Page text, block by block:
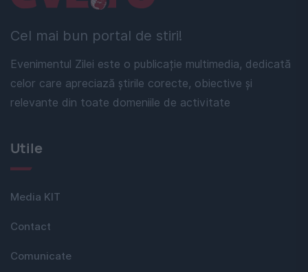
Cel mai bun portal de stiri!
Evenimentul Zilei este o publicație multimedia, dedicată
celor care apreciază știrile corecte, obiective și
relevante din toate domeniile de activitate
Utile
Media KIT
Contact
Comunicate